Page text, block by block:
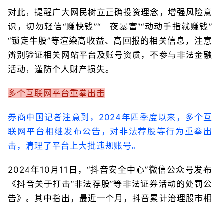
对此，提醒广大网民树立正确投资理念，增强风险意
识，切勿轻信“赚快钱”“一夜暴富”“动动手指就赚钱”
“锁定牛股”等渲染高收益、高回报的相关信息，注意
辨别验证相关网站平台及账号资质，不参与非法金融
活动，谨防个人财产损失。
多个互联网平台重拳出击
券商中国记者注意到，2024年四季度以来，多个互
联网平台相继发布公告，对非法荐股等行为重拳出
击，清理了平台上大批违规账号。
2024年10月11日，“抖音安全中心”微信公众号发布
《抖音关于打击“非法荐股”等非法证券活动的处罚公
告》。其中指出，最近一个月，抖音累计治理股市相